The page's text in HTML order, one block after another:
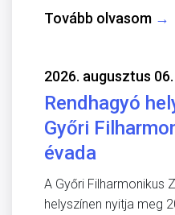
Tovább olvasom →
2026. augusztus 06.
Rendhagyó
Győri
évada
A Győri Filharmonikus
helyszínen nyitja meg